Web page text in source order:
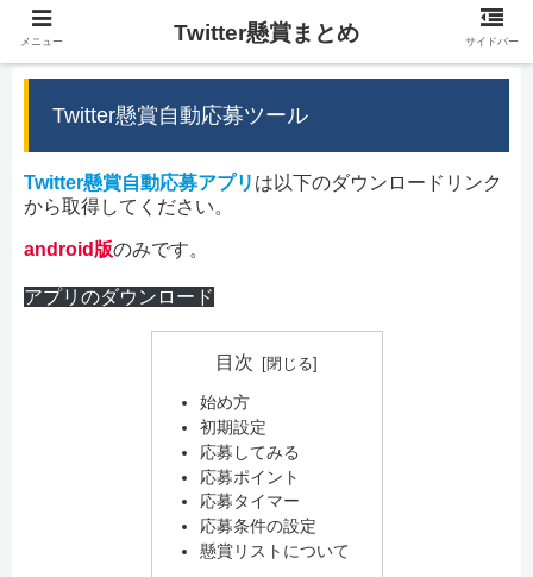
Twitter懸賞自動応募ツール
Twitter懸賞自動応募アプリ は以下のダウンロードリンク
から取得してください。
android版のみです。
アプリのダウンロード
目次
始め方
初期設定
応募してみる
応募ポイント
応募タイマー
応募条件の設定
懸賞リストについて
メニュー Twitter懸賞まとめ サイドバー